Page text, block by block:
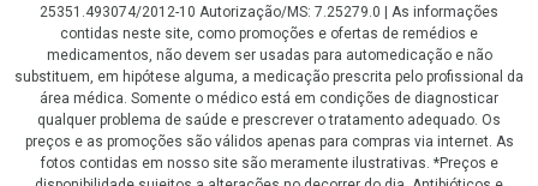
25351.493074/2012-10 Autorização/MS: 7.25279.0 | As informações
contidas neste site, como promoções e ofertas de remédios e
medicamentos, não devem ser usadas para automedicação e não
substituem, em hipótese alguma, a medicação prescrita pelo profissional da
área médica. Somente o médico está em condições de diagnosticar
qualquer problema de saúde e prescrever o tratamento adequado. Os
preços e as promoções são válidos apenas para compras via internet. As
fotos contidas em nosso site são meramente ilustrativas. *Preços e